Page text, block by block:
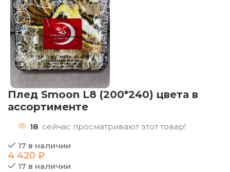
Плед Smoon L8 (200*240) цвета в
ассортименте
18 сейчас просматривают этот товар!
17 в наличии
4 420 ₽
17 в наличии